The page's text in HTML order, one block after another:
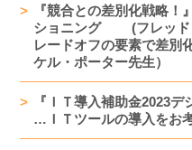
『競合との差別化戦略！
ショニング (フレッド
レードオフの要素で差
ケル・ポーター先生）
『ＩＴ導入補助金2023デ
…ＩＴツールの導入をお